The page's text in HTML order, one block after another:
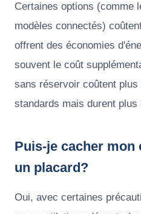
Certaines options (comme
modèles connectés)
offrent des économies
souvent le coût
sans réservoir coûtent
standards mais durent plus
Puis-je cacher mon
un placard?
Oui, avec certaines